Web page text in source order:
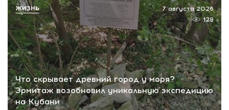
Что скрывает древний город у моря?
Эрмитаж возобновил уникальную экспедицию
на Кубани
7 августа 2026
129
ЖИЗНЬ